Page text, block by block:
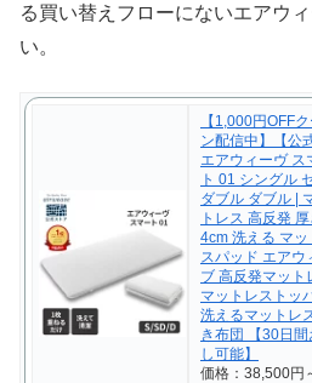
る買い替えフローにないエアウ
い。
【1,000円OFF
ン配信中】【公式
エアウィーヴ ス
ト 01 シングル
ダブル ダブル |
トレス 高反発 厚
4cm 洗える マッ
スパッド エアウ
ブ 高反発マット
マットレストッ
洗えるマットレ
き布団 【30日間
し可能】
価格：38,500円